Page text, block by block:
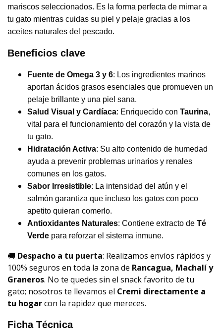
mariscos seleccionados. Es la forma perfecta de mimar a
tu gato mientras cuidas su piel y pelaje gracias a los
aceites naturales del pescado.
Beneficios clave
Fuente de Omega 3 y 6: Los ingredientes marinos
aportan ácidos grasos esenciales que promueven un
pelaje brillante y una piel sana.
Salud Visual y Cardíaca: Enriquecido con Taurina,
vital para el funcionamiento del corazón y la vista de
tu gato.
Hidratación Activa: Su alto contenido de humedad
ayuda a prevenir problemas urinarios y renales
comunes en los gatos.
Sabor Irresistible: La intensidad del atún y el
salmón garantiza que incluso los gatos con poco
apetito quieran comerlo.
Antioxidantes Naturales: Contiene extracto de Té
Verde para reforzar el sistema inmune.
🚚 Despacho a tu puerta: Realizamos envíos rápidos y
100% seguros en toda la zona de Rancagua, Machalí y
Graneros. No te quedes sin el snack favorito de tu
gato; nosotros te llevamos el Cremi directamente a
tu hogarcon la rapidez que mereces.
Ficha Técnica